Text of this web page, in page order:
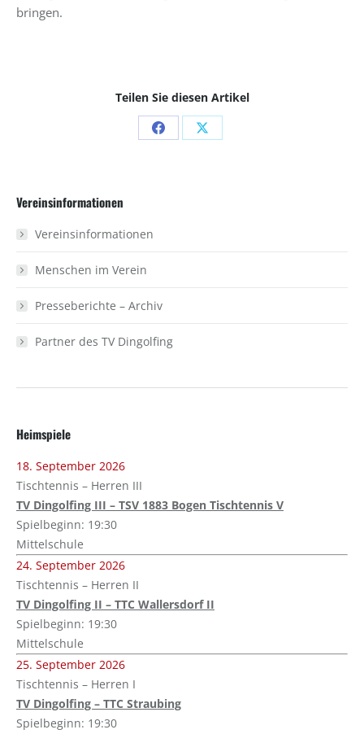
bringen.
Teilen Sie diesen Artikel
Share Share
Vereinsinformationen
Vereinsinformationen
Menschen im Verein
Presseberichte – Archiv
Partner des TV Dingolfing
Heimspiele
18. September 2026
Tischtennis – Herren III
TV Dingolfing III – TSV 1883 Bogen Tischtennis V
Spielbeginn: 19:30
Mittelschule
24. September 2026
Tischtennis – Herren II
TV Dingolfing II – TTC Wallersdorf II
Spielbeginn: 19:30
Mittelschule
25. September 2026
Tischtennis – Herren I
TV Dingolfing – TTC Straubing
Spielbeginn: 19:30